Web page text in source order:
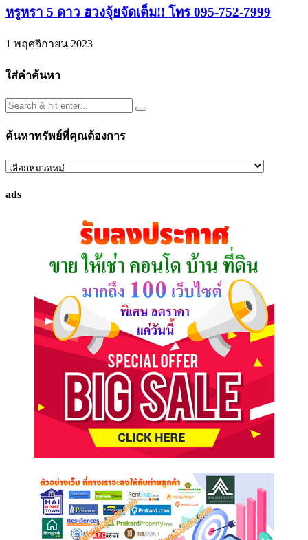
หรูหรา 5 ดาว ฮวงจุ้ยจัดเต็ม!! โทร 095-752-7999
1 พฤศจิกายน 2023
ใส่คำค้นหา
ค้นหาทรัพย์ที่คุณต้องการ
ค้นหา
ที่
ads